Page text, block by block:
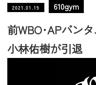
2021.01.19 610gym
前WBO･APバン
小林佑樹が引退